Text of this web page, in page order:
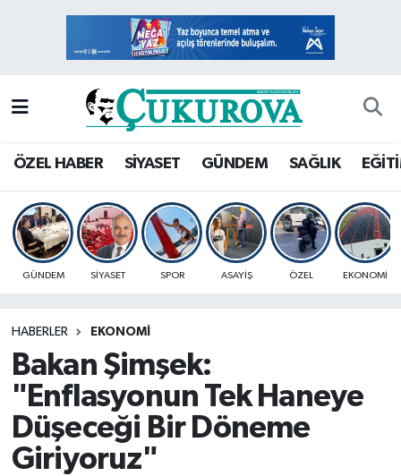
ÖZEL HABER SİYASET GÜNDEM SAĞLIK
GÜNDEM SİYASET SPOR ASAYİŞ ÖZEL EKONOMİ
HABERLER EKONOMİ
Bakan Şimşek:
"Enflasyonun Tek Haneye
Düşeceği Bir Döneme
Giriyoruz"
Mersin Hava Durumu
Mersin Namaz Vakitleri
Mersin Trafik Yoğunluk Haritası
Süper Lig Puan Durumu ve Fikstür
Haber Arşivi